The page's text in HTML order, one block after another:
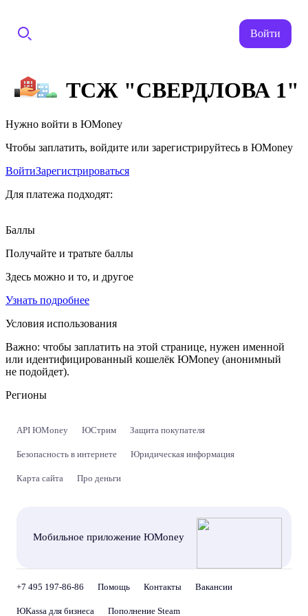
Войти
ТСЖ "СВЕРДЛОВА 1"
Нужно войти в ЮMoney
Чтобы заплатить, войдите или зарегистрируйтесь в ЮMoney
ВойтиЗарегистрироваться
Для платежа подходят:
Баллы
Получайте и тратьте баллы
Здесь можно и то, и другое
Узнать подробнее
Условия использования
Важно: чтобы заплатить на этой странице, нужен именной
или идентифицированный кошелёк ЮMoney (анонимный
не подойдет).
Регионы
API ЮMoney ЮСтрим Защита покупателя
Безопасность в интернете Юридическая информация
Карта сайта Про деньги
Мобильное приложение ЮMoney
+7 495 197-86-86 Помощь Контакты Вакансии
ЮKassa для бизнеса Пополнение Steam